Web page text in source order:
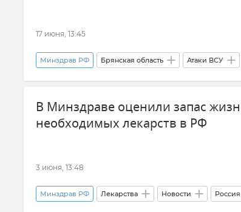
17 июня, 13:45
Минздрав РФ Брянская область Атаки ВСУ
ВСУ (Вооруженные силы Украины)
В Минздраве оценили запас
необходимых лекарств в РФ
3 июня, 13:48
Минздрав РФ Лекарства Новости Россия